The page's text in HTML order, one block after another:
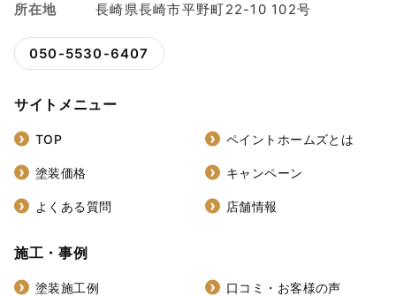
所在地
長崎県長崎市平野町22-10 102号
050-5530-6407
サイトメニュー
TOP ペイントホームズとは
塗装価格 キャンペーン
よくある質問 店舗情報
施工・事例
塗装施工例 口コミ・お客様の声